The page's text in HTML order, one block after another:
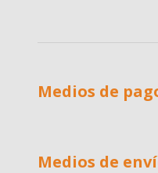
Medios de
Medios de